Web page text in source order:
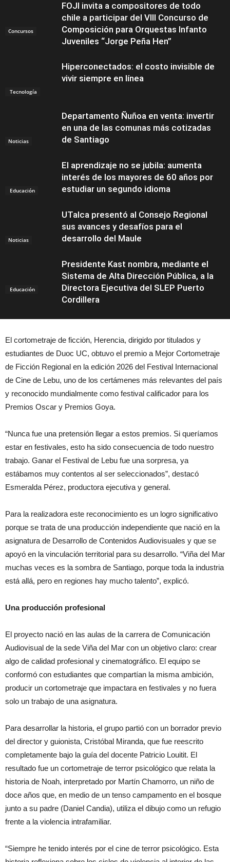
Concursos
FOJI invita a compositores de todo
chile a participar del VIII Concurso de
Composición para Orquestas Infanto
Juveniles “Jorge Peña Hen”
Tecnología
Hiperconectados: el costo invisible de
vivir siempre en línea
Noticias
Departamento Ñuñoa en venta: invertir
en una de las comunas más cotizadas
de Santiago
Educación
El aprendizaje no se jubila: aumenta
interés de los mayores de 60 años por
estudiar un segundo idioma
Noticias
UTalca presentó al Consejo Regional
sus avances y desafíos para el
desarrollo del Maule
Educación
Presidente Kast nombra, mediante el
Sistema de Alta Dirección Pública, a la
Directora Ejecutiva del SLEP Puerto
Cordillera
El cortometraje de ficción, Herencia, dirigido por titulados y
estudiantes de Duoc UC, obtuvo el premio a Mejor Cortometraje
de Ficción Regional en la edición 2026 del Festival Internacional
de Cine de Lebu, uno de los certámenes más relevantes del país
y reconocido mundialmente como festival calificador para los
Premios Oscar y Premios Goya.
“Nunca fue una pretensión llegar a estos premios. Si queríamos
estar en festivales, esto ha sido consecuencia de todo nuestro
trabajo. Ganar el Festival de Lebu fue una sorpresa, ya
estábamos muy contentos al ser seleccionados”, destacó
Esmeralda Pérez, productora ejecutiva y general.
Para la realizadora este reconocimiento es un logro significativo
porque se trata de una producción independiente que nació en la
asignatura de Desarrollo de Contenidos Audiovisuales y que se
apoyó en la vinculación territorial para su desarrollo. “Viña del Mar
muchas veces es la sombra de Santiago, porque toda la industria
está allá, pero en regiones hay mucho talento”, explicó.
Una producción profesional
El proyecto nació en las aulas de la carrera de Comunicación
Audiovisual de la sede Viña del Mar con un objetivo claro: crear
algo de calidad profesional y cinematográfico. El equipo se
conformó con estudiantes que compartían la misma ambición,
producir un cortometraje que impactara en festivales y no fuera
solo un trabajo de una asignatura.
Para desarrollar la historia, el grupo partió con un borrador previo
del director y guionista, Cristóbal Miranda, que fue reescrito
completamente bajo la guía del docente Patricio Louitit. El
resultado fue un cortometraje de terror psicológico que relata la
historia de Noah, interpretado por Martín Chamorro, un niño de
doce años que, en medio de un tenso campamento en el bosque
junto a su padre (Daniel Candia), utiliza el dibujo como un refugio
frente a la violencia intrafamiliar.
“Siempre he tenido interés por el cine de terror psicológico. Esta